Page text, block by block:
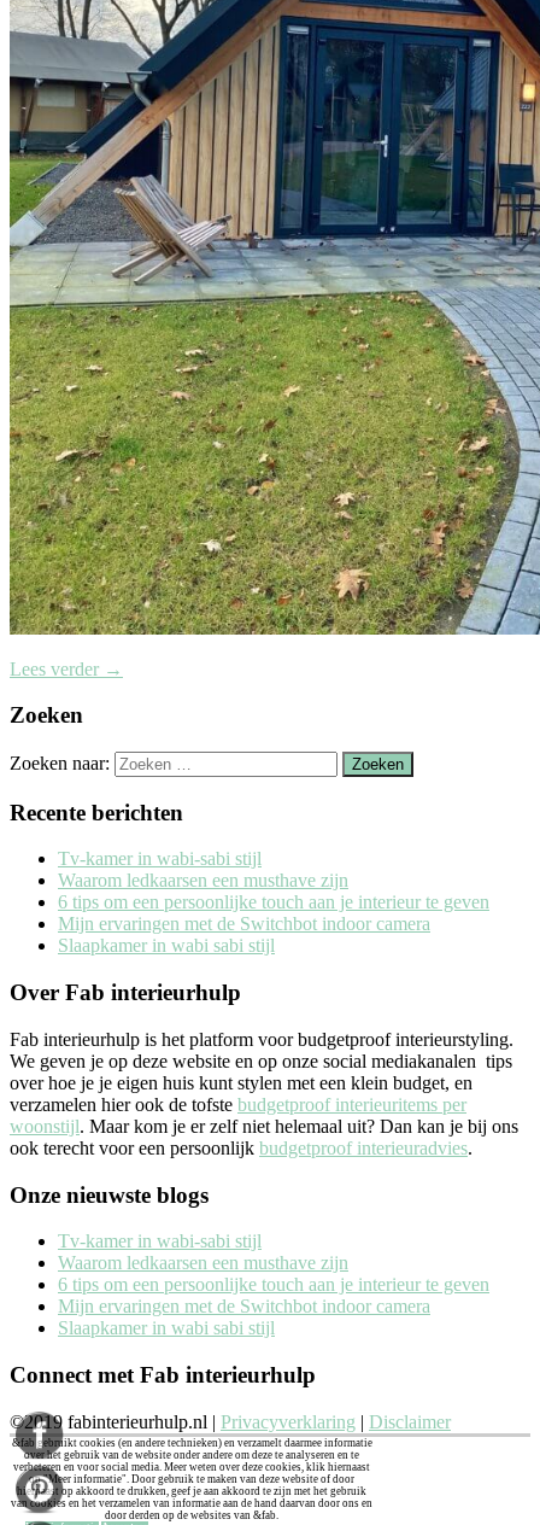
Lees verder →
Zoeken
Zoeken naar:
Recente berichten
Tv-kamer in wabi-sabi stijl
Waarom ledkaarsen een musthave zijn
6 tips om een persoonlijke touch aan je interieur te geven
Mijn ervaringen met de Switchbot indoor camera
Slaapkamer in wabi sabi stijl
Over Fab interieurhulp
Fab interieurhulp is het platform voor budgetproof interieurstyling.
We geven je op deze website en op onze social mediakanalen tips
over hoe je je eigen huis kunt stylen met een klein budget, en
verzamelen hier ook de tofste budgetproof interieuritems per
woonstijl. Maar kom je er zelf niet helemaal uit? Dan kan je bij ons
ook terecht voor een persoonlijk budgetproof interieuradvies.
Onze nieuwste blogs
Tv-kamer in wabi-sabi stijl
Waarom ledkaarsen een musthave zijn
6 tips om een persoonlijke touch aan je interieur te geven
Mijn ervaringen met de Switchbot indoor camera
Slaapkamer in wabi sabi stijl
Connect met Fab interieurhulp
©2019 fabinterieurhulp.nl | Privacyverklaring | Disclaimer
&fab gebruikt cookies (en andere technieken) en verzamelt daarmee informatie
over het gebruik van de website onder andere om deze te analyseren en te
verbeteren en voor social media. Meer weten over deze cookies, klik hiernaast
op "Meer informatie". Door gebruik te maken van deze website of door
hiernaast op akkoord te drukken, geef je aan akkoord te zijn met het gebruik
van cookies en het verzamelen van informatie aan de hand daarvan door ons en
door derden op de websites van &fab.